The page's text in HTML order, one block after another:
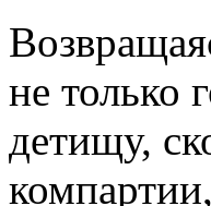
не только
детищу,